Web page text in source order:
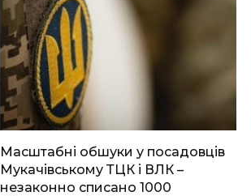
Масштабні обшуки у посадовців
Мукачівському ТЦК і ВЛК –
незаконно списано 1000